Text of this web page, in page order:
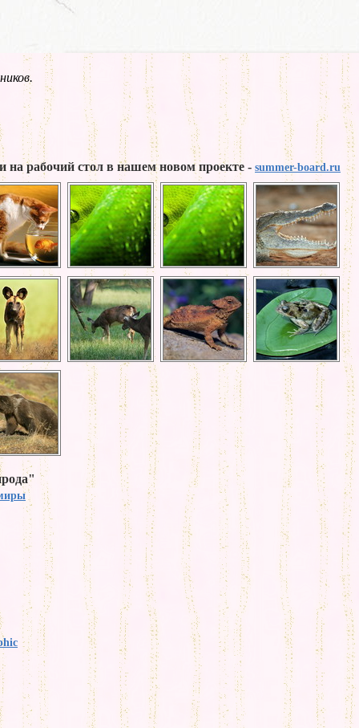
на рабочий стол в нашем новом проекте - summer-board.ru